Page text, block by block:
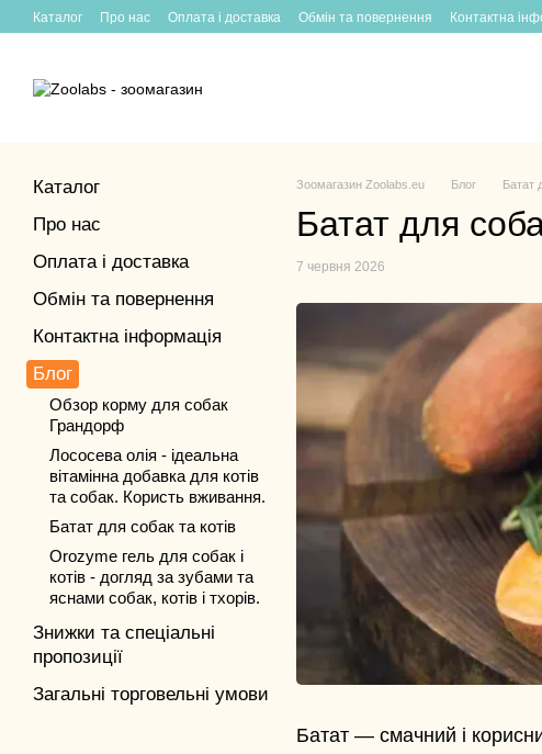
Перейти до основного контенту
Каталог Про нас Оплата і доставка Обмін та повернення Контактна
Зоомагазин Zoolabs.eu Блог Батат
Батат для
7 червня 2026
Батат — смачний і
Каталог
Про нас
Оплата і доставка
Обмін та повернення
Контактна інформація
Блог
Обзор корму для собак
Грандорф
Лососева олія - ідеальна
вітамінна добавка для котів
та собак. Користь вживання.
Батат для собак та котів
Orozyme гель для собак і
котів - догляд за зубами та
яснами собак, котів і тхорів.
Знижки та спеціальні
пропозиції
Загальні торговельні умови